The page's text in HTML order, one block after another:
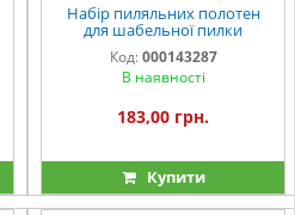
Набір пиляльних полотен
для шабельної пилки
Metal INGCO
Код: 000143287
В наявності
183,00 грн.
Купити